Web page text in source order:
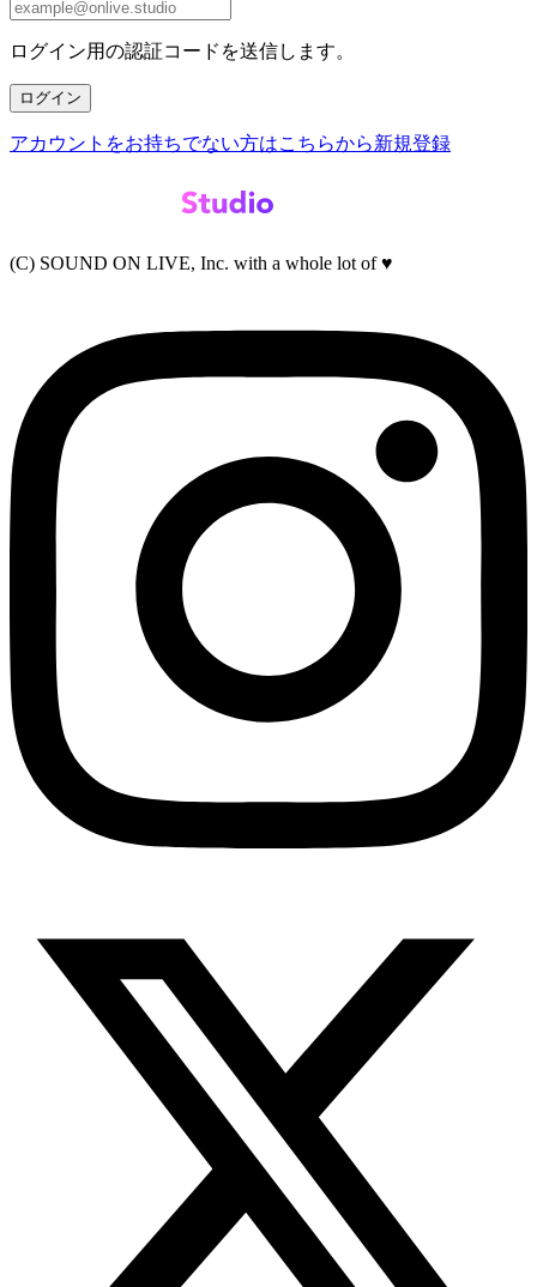
ログイン用の認証コードを送信します。
ログイン
アカウントをお持ちでない方はこちらから新規登録
(C) SOUND ON LIVE, Inc. with a whole lot of ♥